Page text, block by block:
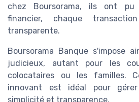
chez Boursorama, ils ont
financier, chaque
transparente.
Boursorama Banque s'impose
judicieux, autant pour les
colocataires ou les familles.
innovant est idéal pour
simplicité et transparence.